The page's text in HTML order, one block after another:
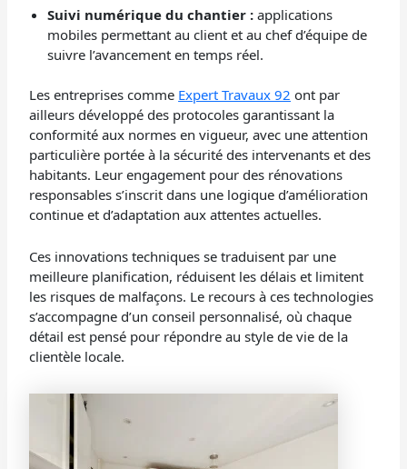
Suivi numérique du chantier : applications
mobiles permettant au client et au chef d’équipe de
suivre l’avancement en temps réel.
Les entreprises comme Expert Travaux 92 ont par
ailleurs développé des protocoles garantissant la
conformité aux normes en vigueur, avec une attention
particulière portée à la sécurité des intervenants et des
habitants. Leur engagement pour des rénovations
responsables s’inscrit dans une logique d’amélioration
continue et d’adaptation aux attentes actuelles.
Ces innovations techniques se traduisent par une
meilleure planification, réduisent les délais et limitent
les risques de malfaçons. Le recours à ces technologies
s’accompagne d’un conseil personnalisé, où chaque
détail est pensé pour répondre au style de vie de la
clientèle locale.